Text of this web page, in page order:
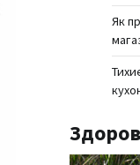
Як